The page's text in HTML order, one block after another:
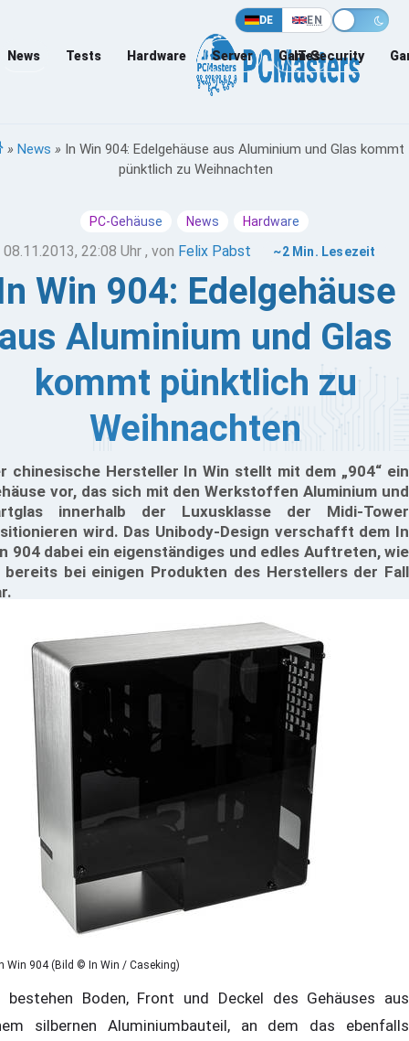
DE EN
News Tests Hardware Server Games
IT-Security
» News » In Win 904: Edelgehäuse aus Aluminium und Glas kommt
pünktlich zu Weihnachten
PC-Gehäuse News Hardware
08.11.2013, 22:08 Uhr , von Felix Pabst ~2 Min. Lesezeit
Win 904: Edelgehäuse
Aluminium und Glas
kommt pünktlich zu
Weihnachten
chinesische Hersteller In Win stellt mit dem „904“ ein
vor, das sich mit den Werkstoffen Aluminium und
innerhalb der Luxusklasse der Midi-Tower
wird. Das Unibody-Design verschafft dem In
904 dabei ein eigenständiges und edles Auftreten, wie
bereits bei einigen Produkten des Herstellers der Fall
Win 904 (Bild © In Win / Caseking)
bestehen Boden, Front und Deckel des Gehäuses aus
silbernen Aluminiumbauteil, an dem das ebenfalls